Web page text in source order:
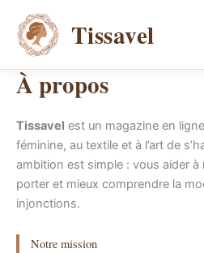
contenu
Tissavel
À propos
Tissavel est un magazine en
féminine, au textile et à l’art de
ambition est simple : vous aider à
porter et mieux comprendre la
injonctions.
Notre mission